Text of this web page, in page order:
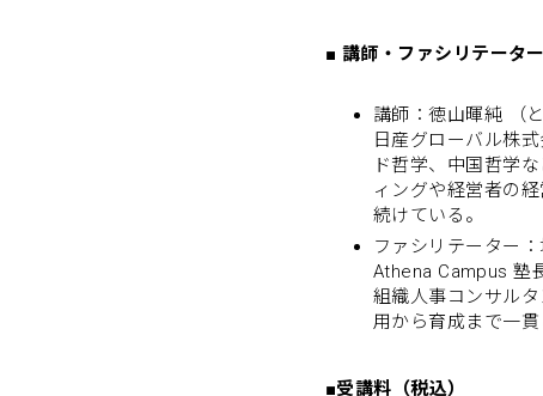
■ 講師・ファシリテーター
講師：徳山暉純 （
日産グローバル株
ド哲学、中国哲学
ィングや経営者の
続けている。
ファシリテーター
Athena Campus 塾
組織人事コンサル
用から育成まで一貫
■受講料（税込）